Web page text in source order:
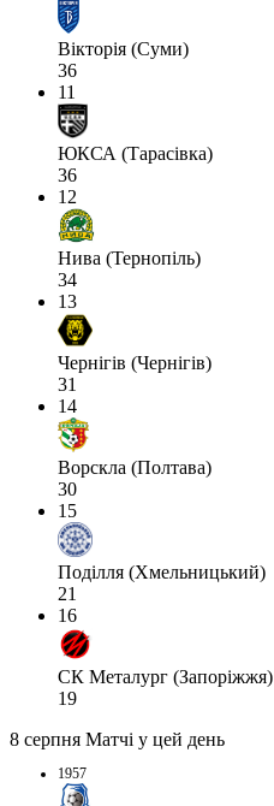
Вікторія (Суми)
36
11
ЮКСА (Тарасівка)
36
12
Нива (Тернопіль)
34
13
Чернігів (Чернігів)
31
14
Ворскла (Полтава)
30
15
Поділля (Хмельницький)
21
16
СК Металург (Запоріжжя)
19
8 серпня Матчі у цей день
1957